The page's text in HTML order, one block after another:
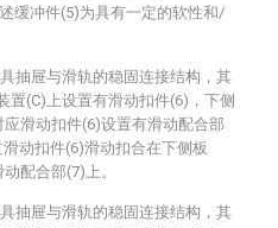
缓冲件(5)为具有一定的软性和/
抽屉与滑轨的稳固连接结构，其
置(C)上设置有滑动扣件(6)，下侧
滑动扣件(6)设置有滑动配合部
动扣件(6)滑动扣合在下侧板
配合部(7)上。
抽屉与滑轨的稳固连接结构，其